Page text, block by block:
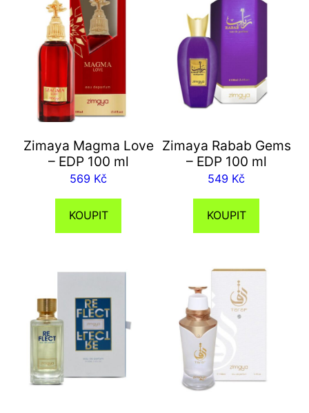
Zimaya Magma Love
– EDP 100 ml
569 Kč
KOUPIT
Zimaya Rabab Gems
– EDP 100 ml
549 Kč
KOUPIT